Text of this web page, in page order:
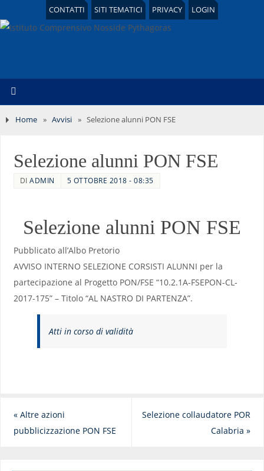
CONTATTI SITI TEMATICI PRIVACY LOGIN
Home » Avvisi » Selezione alunni PON FSE
Selezione alunni PON FSE
DIADMIN 5 OTTOBRE 2018 - 08:35
Selezione alunni PON FSE
Pubblicato all’Albo Pretorio
AVVISO INTERNO SELEZIONE CORSISTI ALUNNI per la
partecipazione al Progetto PON/FSE “10.2.1A-FSEPON-CL-
2017-175” – Titolo “AL NASTRO DI PARTENZA”.
Atti in corso di validità
«Altre azioni
pubblicizzazione PON FSE
Selezione collaudatore POR
Calabria»